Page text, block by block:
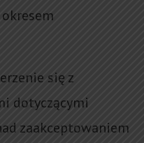
się z
dotyczącymi
zaakceptowaniem